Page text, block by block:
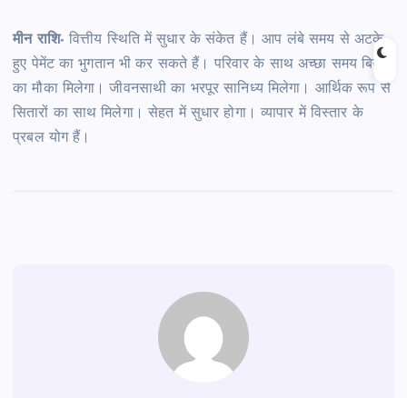
मीन राशि- वित्तीय स्थिति में सुधार के संकेत हैं। आप लंबे समय से अटके
हुए पेमेंट का भुगतान भी कर सकते हैं। परिवार के साथ अच्छा समय बिताने
का मौका मिलेगा। जीवनसाथी का भरपूर सानिध्य मिलेगा। आर्थिक रूप से
सितारों का साथ मिलेगा। सेहत में सुधार होगा। व्यापार में विस्तार के
प्रबल योग हैं।